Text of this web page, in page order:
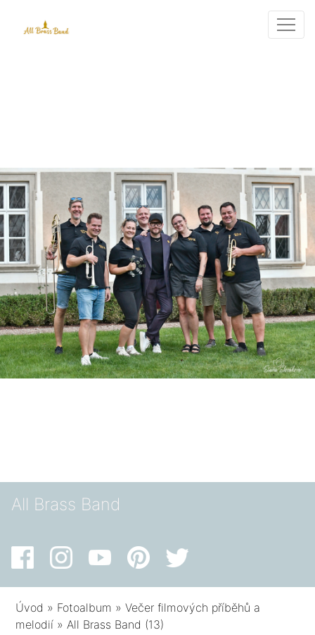
All Brass Band
Úvod » Fotoalbum »Večer filmových příběhů a
melodií »All Brass Band (13)